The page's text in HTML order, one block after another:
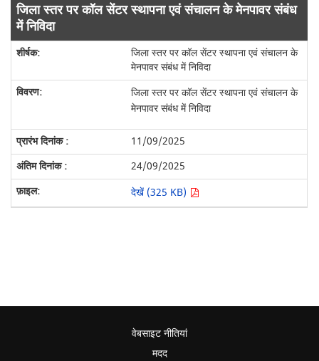
जिला स्तर पर कॉल सेंटर स्थापना एवं संचालन के मेनपावर संबंध
में निविदा
जिला स्तर पर कॉल सेंटर स्थापना एवं संचालन के
मेनपावर संबंध में निविदा
जिला स्तर पर कॉल सेंटर स्थापना एवं संचालन के
मेनपावर संबंध में निविदा
11/09/2025
24/09/2025
देखें (325 KB)
वेबसाइट नीतियां
मदद